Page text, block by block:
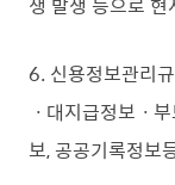
6. 신용정보관리
ㆍ대지급정보ㆍ
보, 공공기록정보